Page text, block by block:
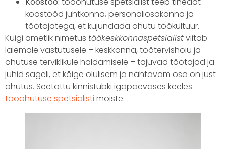
koostööd juhtkonna, personaliosakonna ja
töötajatega, et kujundada ohutu töökultuur.
Kuigi ametlik nimetus töökeskkonnaspetsialistviitab
laiemale vastutusele – keskkonna, töötervishoiu ja
ohutuse terviklikule haldamisele – tajuvad töötajad ja
juhid sageli, et kõige olulisem ja nähtavam osa on just
ohutus. Seetõttu kinnistubki igapäevases keeles
tööohutuse spetsialisti mõiste.